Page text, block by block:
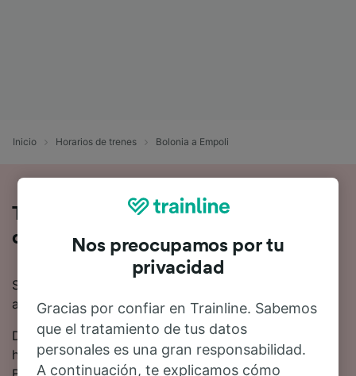
Inicio Horarios de trenes Bolonia a Empoli
Toda la información sobre los trenes
de Bolonia a Empoli
Si quieres saber más sobre el viaje en tren de Bolonia
a Empoli, no busques más.
De media, el viaje en tren de Bolonia a Empoli es de 1
hora 41 minutos. Hasta 37 trenes trenes salen de
Nos preocupamos por tu
privacidad
Gracias por confiar en Trainline. Sabemos
que el tratamiento de tus datos
personales es una gran responsabilidad.
A continuación, te explicamos cómo